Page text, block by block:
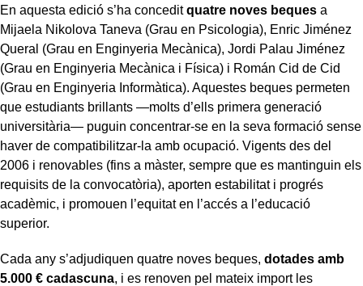
En aquesta edició s’ha conceditquatre noves beques a
Mijaela Nikolova Taneva (Grau en Psicologia), Enric Jiménez
Queral (Grau en Enginyeria Mecànica), Jordi Palau Jiménez
(Grau en Enginyeria Mecànica i Física) i Román Cid de Cid
(Grau en Enginyeria Informàtica). Aquestes beques permeten
que estudiants brillants —molts d’ells primera generació
universitària— puguin concentrar-se en la seva formació sense
haver de compatibilitzar-la amb ocupació. Vigents des del
2006 i renovables (fins a màster, sempre que es mantinguin els
requisits de la convocatòria), aporten estabilitat i progrés
acadèmic, i promouen l’equitat en l’accés a l’educació
superior.
Cada any s’adjudiquen quatre noves beques, dotades amb
5.000 € cadascuna, i es renoven pel mateix import les